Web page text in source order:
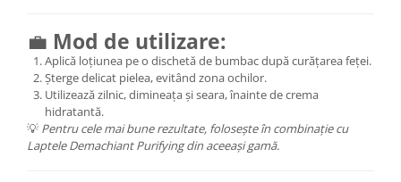
💼 Mod de utilizare:
Aplică loțiunea pe o dischetă de bumbac după curățarea feței.
Șterge delicat pielea, evitând zona ochilor.
Utilizează zilnic, dimineața și seara, înainte de crema
hidratantă.
💡 Pentru cele mai bune rezultate, folosește în combinație cu
Laptele Demachiant Purifying din aceeași gamă.